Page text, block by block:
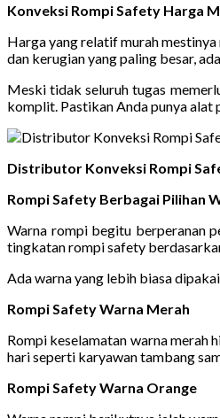
Konveksi Rompi Safety Harga
Harga yang relatif murah
dan kerugian yang paling besar,
Meski tidak seluruh tugas
komplit. Pastikan Anda punya alat
Distributor Konveksi Rompi
Rompi Safety Berbagai Pilihan
Warna rompi begitu berperanan
tingkatan rompi safety
Ada warna yang lebih biasa
Rompi Safety Warna Merah
Rompi keselamatan warna merah
hari seperti karyawan tambang
Rompi Safety Warna Orange